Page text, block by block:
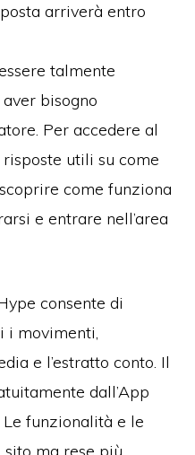
arriverà entro
talmente
bisogno
Per accedere al
utili su come
come funziona
e entrare nell’area
consente di
i movimenti,
e l’estratto conto. Il
dall’App
funzionalità e le